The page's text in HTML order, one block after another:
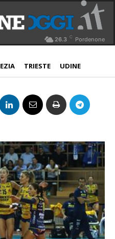
26.3 C Pordenone
TRIESTE UDINE
al Palaverde